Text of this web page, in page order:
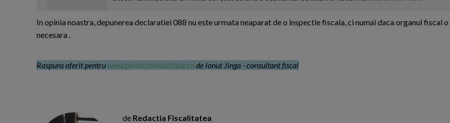
In opinia noastra, depunerea declaratiei 088 nu este urmata neaparat de o inspectie fiscala, ci numai daca organul fiscal
necesara .
Raspuns oferit pentru www.portalcontabilitate.rode Ionut Jinga - consultant fiscal
de Redactia Fiscalitatea